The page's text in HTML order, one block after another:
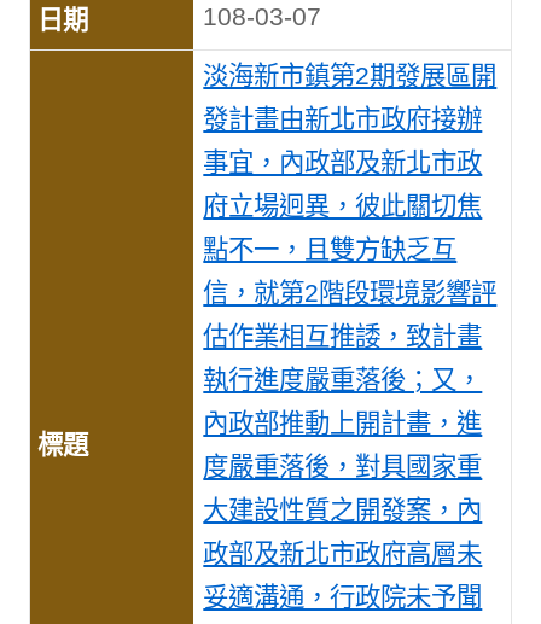
108-03-07
淡海新市鎮第2期發展區開
發計畫由新北市政府接辦
事宜，內政部及新北市政
府立場迥異，彼此關切焦
點不一，且雙方缺乏互
信，就第2階段環境影響評
估作業相互推諉，致計畫
執行進度嚴重落後；又，
內政部推動上開計畫，進
度嚴重落後，對具國家重
大建設性質之開發案，內
政部及新北市政府高層未
妥適溝通，行政院未予聞